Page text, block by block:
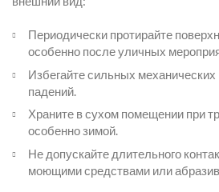
Периодически протирайте
особенно после уличных
Избегайте сильных
падений.
Храните в сухом помещении при
особенно зимой.
Не допускайте длительного
моющими средствами или